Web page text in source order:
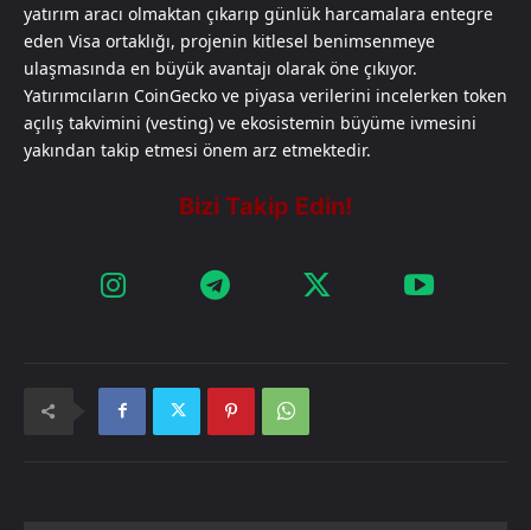
yatırım aracı olmaktan çıkarıp günlük harcamalara entegre
eden Visa ortaklığı, projenin kitlesel benimsenmeye
ulaşmasında en büyük avantajı olarak öne çıkıyor.
Yatırımcıların CoinGecko ve piyasa verilerini incelerken token
açılış takvimini (vesting) ve ekosistemin büyüme ivmesini
yakından takip etmesi önem arz etmektedir.